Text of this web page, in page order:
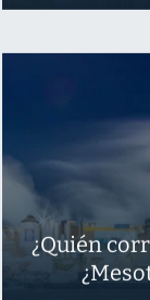
¿Quién